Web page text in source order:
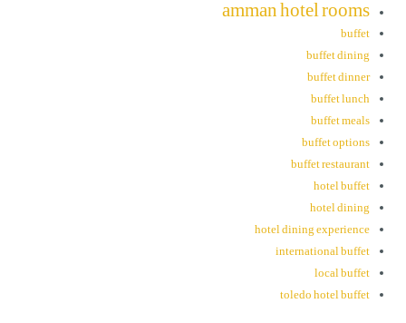
amman hotel rooms
buffet
buffet dining
buffet dinner
buffet lunch
buffet meals
buffet options
buffet restaurant
hotel buffet
hotel dining
hotel dining experience
international buffet
local buffet
toledo hotel buffet